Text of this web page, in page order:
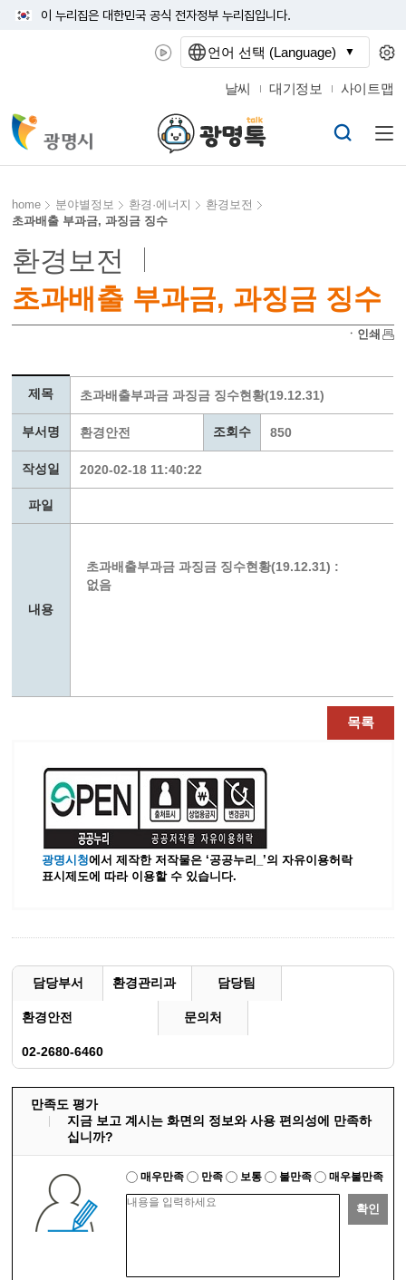
이 누리집은 대한민국 공식 전자정부 누리집입니다.
날씨 대기정보 사이트맵
home 분야별정보 환경·에너지
환경보전
초과배출 부과금, 과징금 징수
환경보전
초과배출 부과금, 과징금 징수
ㆍ인쇄
제목 초과배출부과금 과징금 징수현황(19.12.31)
부서명 환경안전 조회수 850
작성일 2020-02-18 11:40:22
파일
내용
초과배출부과금 과징금 징수현황(19.12.31) :
없음
목록
광명시청에서 제작한 저작물은 ‘공공누리_’의 자유이용허락
표시제도에 따라 이용할 수 있습니다.
담당부서 환경관리과 담당팀
환경안전 문의처
02-2680-6460
만족도 평가
지금 보고 계시는 화면의 정보와 사용 편의성에 만족하
십니까?
매우만족 만족 보통 불만족 매우불만족
확인
언어 선택 (Language)